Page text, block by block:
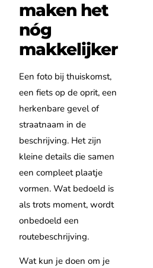
maken het
nóg
makkelijker
Een foto bij thuiskomst,
een fiets op de oprit, een
herkenbare gevel of
straatnaam in de
beschrijving. Het zijn
kleine details die samen
een compleet plaatje
vormen. Wat bedoeld is
als trots moment, wordt
onbedoeld een
routebeschrijving.
Wat kun je doen om je